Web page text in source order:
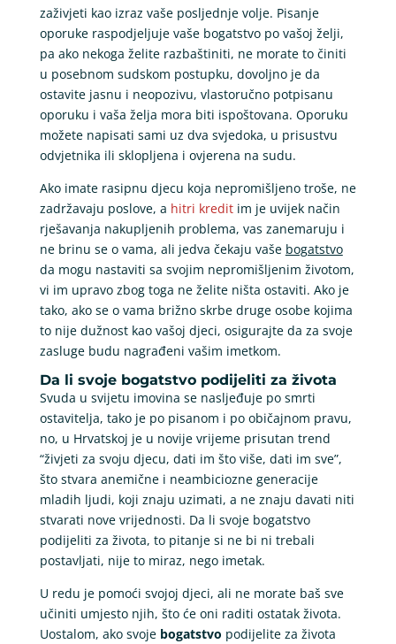
zaživjeti kao izraz vaše posljednje volje. Pisanje
oporuke raspodjeljuje vaše bogatstvo po vašoj želji,
pa ako nekoga želite razbaštiniti, ne morate to činiti
u posebnom sudskom postupku, dovoljno je da
ostavite jasnu i neopozivu, vlastoručno potpisanu
oporuku i vaša želja mora biti ispoštovana. Oporuku
možete napisati sami uz dva svjedoka, u prisustvu
odvjetnika ili sklopljena i ovjerena na sudu.
Ako imate rasipnu djecu koja nepromišljeno troše, ne
zadržavaju poslove, a hitri kreditim je uvijek način
rješavanja nakupljenih problema, vas zanemaruju i
ne brinu se o vama, ali jedva čekaju vaše bogatstvo
da mogu nastaviti sa svojim nepromišljenim životom,
vi im upravo zbog toga ne želite ništa ostaviti. Ako je
tako, ako se o vama brižno skrbe druge osobe kojima
to nije dužnost kao vašoj djeci, osigurajte da za svoje
zasluge budu nagrađeni vašim imetkom.
Da li svoje bogatstvo podijeliti za života
Svuda u svijetu imovina se nasljeđuje po smrti
ostavitelja, tako je po pisanom i po običajnom pravu,
no, u Hrvatskoj je u novije vrijeme prisutan trend
“živjeti za svoju djecu, dati im što više, dati im sve”,
što stvara anemične i neambiciozne generacije
mladih ljudi, koji znaju uzimati, a ne znaju davati niti
stvarati nove vrijednosti. Da li svoje bogatstvo
podijeliti za života, to pitanje si ne bi ni trebali
postavljati, nije to miraz, nego imetak.
U redu je pomoći svojoj djeci, ali ne morate baš sve
učiniti umjesto njih, što će oni raditi ostatak života.
Uostalom, ako svoje bogatstvo podijelite za života